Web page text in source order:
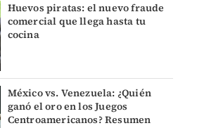
Huevos piratas: el nuevo fraude
comercial que llega hasta tu
cocina
México vs. Venezuela: ¿Quién
ganó el oro en los Juegos
Centroamericanos? Resumen